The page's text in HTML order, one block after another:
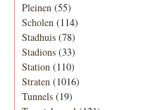
Pleinen (55)
Scholen (114)
Stadhuis (78)
Stadions (33)
Station (110)
Straten (1016)
Tunnels (19)